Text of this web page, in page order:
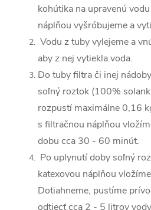
kohútika na upravenú
náplňou vyšróbujeme a
Vodu z tuby vylejeme a
aby z nej vytiekla voda.
Do tuby filtra či inej
soľný roztok (100%
rozpustí maximálne 0,16
s filtračnou náplňou
dobu cca 30 - 60 minút.
Po uplynutí doby soľný
katexovou náplňou
Dotiahneme, pustíme
odtiecť cca 2 - 5 litrov